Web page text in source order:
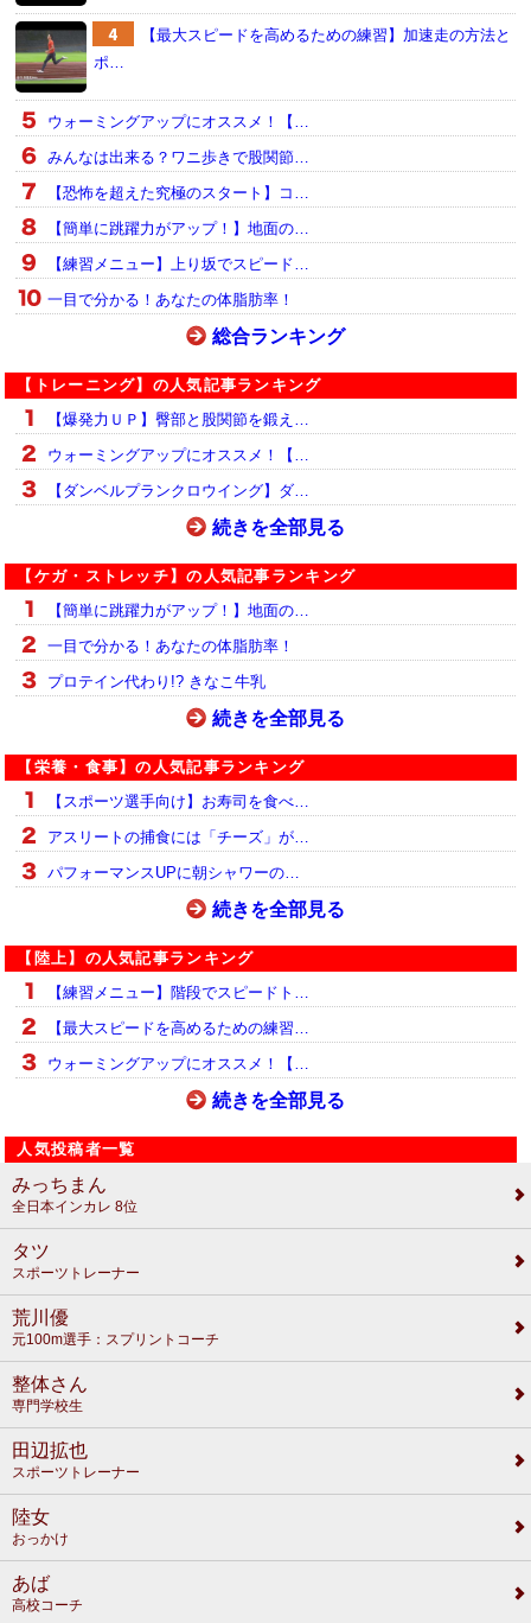
【最大スピードを高めるための練習】加速走の方法と
ポ…
ウォーミングアップにオススメ！【…
みんなは出来る？ワニ歩きで股関節…
【恐怖を超えた究極のスタート】コ…
【簡単に跳躍力がアップ！】地面の…
【練習メニュー】上り坂でスピード…
一目で分かる！あなたの体脂肪率！
総合ランキング
【トレーニング】の人気記事ランキング
【爆発力ＵＰ】臀部と股関節を鍛え…
ウォーミングアップにオススメ！【…
【ダンベルプランクロウイング】ダ…
続きを全部見る
【ケガ・ストレッチ】の人気記事ランキング
【簡単に跳躍力がアップ！】地面の…
一目で分かる！あなたの体脂肪率！
プロテイン代わり!? きなこ牛乳
続きを全部見る
【栄養・食事】の人気記事ランキング
【スポーツ選手向け】お寿司を食べ…
アスリートの捕食には「チーズ」が…
パフォーマンスUPに朝シャワーの…
続きを全部見る
【陸上】の人気記事ランキング
【練習メニュー】階段でスピードト…
【最大スピードを高めるための練習…
ウォーミングアップにオススメ！【…
続きを全部見る
人気投稿者一覧
みっちまん
全日本インカレ 8位
タツ
スポーツトレーナー
荒川優
元100m選手：スプリントコーチ
整体さん
専門学校生
田辺拡也
スポーツトレーナー
陸女
おっかけ
あば
高校コーチ